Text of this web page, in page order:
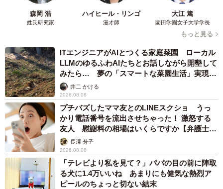
森岡 浩
姓氏研究家
ハイヒール・リンゴ
漫才師
大江 篤
園田学園女子大学学長
もっと見る
ITエンジニアがAIとつくる家庭菜園 ローカル
LLMのゆるふわAIたちとお話しながら開墾して
みたら… 夢の「スマートな菜園生活」実現な
るか井二 かける
2026.08.08
プチバズしたママ友とのLINEスクショ うっ
かり電話番号を流出させちゃった！ 激怒する
友人 慰謝料の相場はいくらですか【弁護士が
解説】長澤 芳子
2026.08.08
「テレビより私を見て？」パパの目の前に陣取
る犬に1.4万いいね あまりにも健気な熱烈ア
ピールのちょっと切ない結末